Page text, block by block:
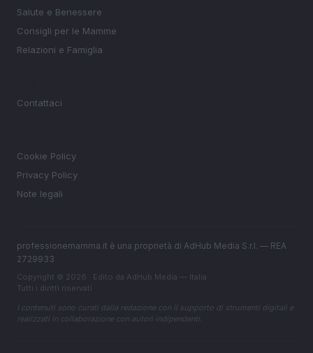
Salute e Benessere
Consigli per le Mamme
Relazioni e Famiglia
Contattaci
Cookie Policy
Privacy Policy
Note legali
professionemamma.it è una proprietà di AdHub Media S.r.l. — REA
2729933
Copyright © 2026 · Edito da AdHub Media — Italia
Tutti i diritti riservati
I contenuti sono curati dalla redazione con il supporto di strumenti digitali e
realizzati in collaborazione con autori indipendenti.